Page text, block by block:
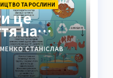
ТА РОСЛИНИ
це
на
гід
СТАНІСЛАВ